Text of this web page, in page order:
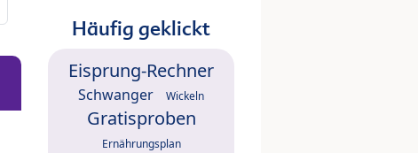
Häufig geklickt
Eisprung-Rechner
Schwanger Wickeln
Gratisproben
Ernährungsplan